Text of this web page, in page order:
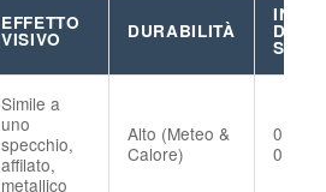
EFFETTO
VISIVO DURABILITÀ DI
Simile a
uno
specchio,
affilato,
metallico
Alto (Meteo &
Calore)